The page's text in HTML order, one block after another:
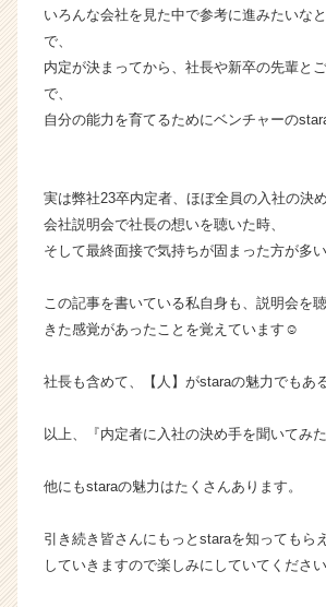
リ
h
e
r
e
いろんな会社を見た中で参考に進みたいな
で、
内定が決まってから、社長や新卒の先輩と
で、
自分の能力を育てるためにベンチャーの
実は弊社23卒内定者、ほぼ全員の入社の決
会社説明会で社長の想いを聴いた時、
そして最終面接で気持ちが固まった方が多
この記事を書いている私自身も、説明会を
きた感覚があったことを覚えています☺️
社長も含めて、【人】がstaraの魅力でもあ
以上、『内定者に入社の決め手を聞いてみ
他にもstaraの魅力はたくさんあります。
引き続き皆さんにもっとstaraを知ってもら
していきますので楽しみにしていてくださ